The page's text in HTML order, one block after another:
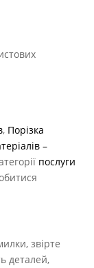
, Порізка
–
послуги
звірте
деталей,